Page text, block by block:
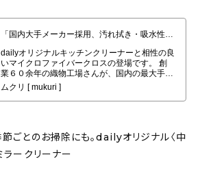
れ拭き・吸水性に特化」daily特注マイクロファ
ごとのお掃除にも。dailyオリジナル〈中
ラークリーナー